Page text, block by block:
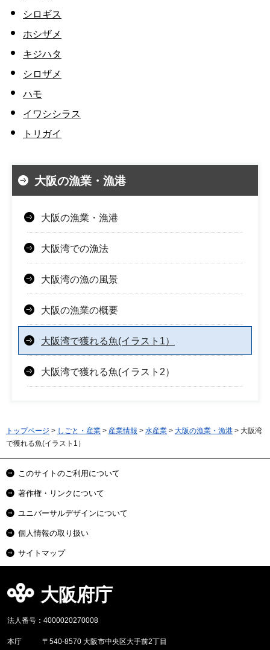
シロギス
ホシザメ
キジハタ
シロザメ
ハモ
イワシシラス
トリガイ
大阪の漁業・漁港
大阪の漁業・漁港
大阪湾での漁法
大阪湾の漁の風景
大阪の漁業の概要
大阪湾で獲れる魚(イラスト1）
大阪湾で獲れる魚(イラスト2）
トップページ > しごと・産業 > 産業情報 > 水産業 > 大阪の漁業・漁港 > 大阪湾
で獲れる魚(イラスト1）
このサイトのご利用について
著作権・リンクについて
ユニバーサルデザインについて
個人情報の取り扱い
サイトマップ
大阪府庁
法人番号：4000020270008
本庁 〒540-8570 大阪市中央区大手前2丁目